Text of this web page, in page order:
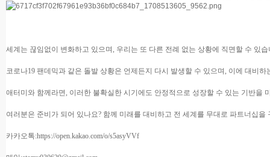
세계는 끊임없이 변화하고 있으며, 우리는 또 다른 전례 없는 상황에 직면할 수 있습
코로나19 팬데믹과 같은 돌발 상황은 언제든지 다시 발생할 수 있으며, 이에 대비
애터미와 함께라면, 이러한 불확실한 시기에도 안정적으로 성장할 수 있는 기반을
여러분은 준비가 되어 있나요? 함께 미래를 대비하고 전 세계를 무대로 파트너십
카카오톡:https://open.kakao.com/o/s5asyVVf